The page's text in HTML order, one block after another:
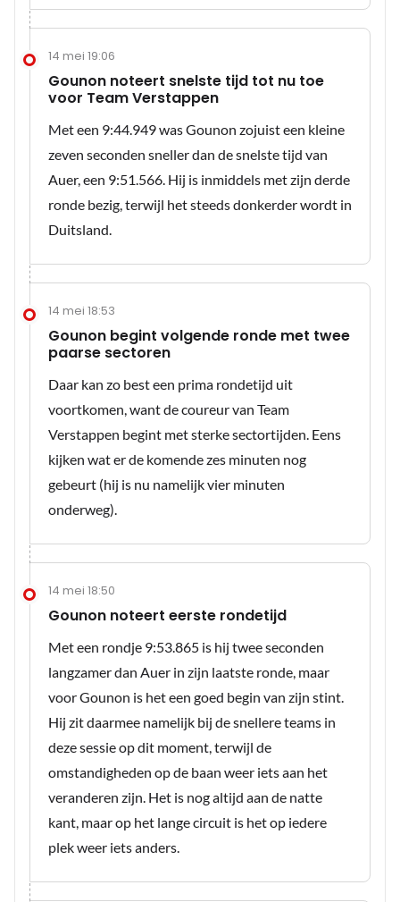
14 mei 19:06
Gounon noteert snelste tijd tot nu toe
voor Team Verstappen
Met een 9:44.949 was Gounon zojuist een kleine
zeven seconden sneller dan de snelste tijd van
Auer, een 9:51.566. Hij is inmiddels met zijn derde
ronde bezig, terwijl het steeds donkerder wordt in
Duitsland.
14 mei 18:53
Gounon begint volgende ronde met twee
paarse sectoren
Daar kan zo best een prima rondetijd uit
voortkomen, want de coureur van Team
Verstappen begint met sterke sectortijden. Eens
kijken wat er de komende zes minuten nog
gebeurt (hij is nu namelijk vier minuten
onderweg).
14 mei 18:50
Gounon noteert eerste rondetijd
Met een rondje 9:53.865 is hij twee seconden
langzamer dan Auer in zijn laatste ronde, maar
voor Gounon is het een goed begin van zijn stint.
Hij zit daarmee namelijk bij de snellere teams in
deze sessie op dit moment, terwijl de
omstandigheden op de baan weer iets aan het
veranderen zijn. Het is nog altijd aan de natte
kant, maar op het lange circuit is het op iedere
plek weer iets anders.